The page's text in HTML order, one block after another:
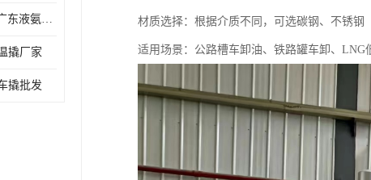
DN100衬四氟材质 广东液氨鹤管厂商
撬厂家
撬批发
材质选择：根据介质不同，可选碳钢、不锈钢
适用场景：公路槽车卸油、铁路罐车卸、LNG